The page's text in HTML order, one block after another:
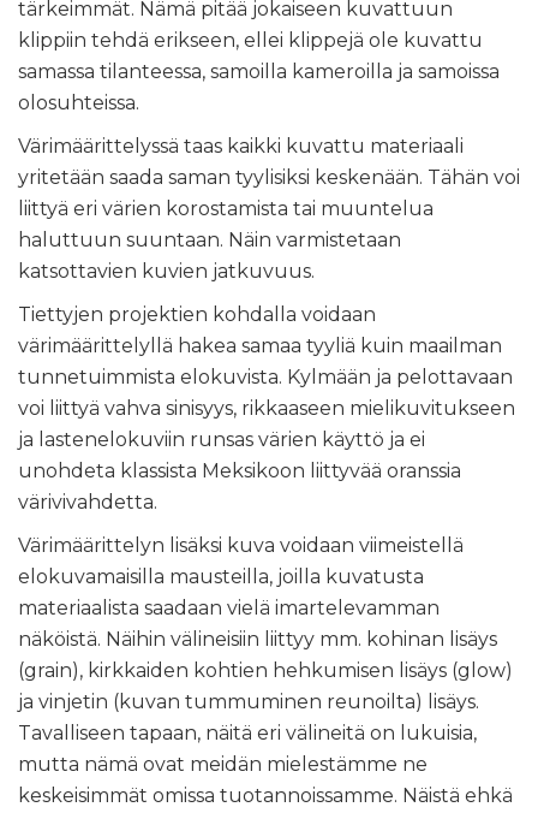
tärkeimmät. Nämä pitää jokaiseen kuvattuun
klippiin tehdä erikseen, ellei klippejä ole kuvattu
samassa tilanteessa, samoilla kameroilla ja samoissa
olosuhteissa.
Värimäärittelyssä taas kaikki kuvattu materiaali
yritetään saada saman tyylisiksi keskenään. Tähän voi
liittyä eri värien korostamista tai muuntelua
haluttuun suuntaan. Näin varmistetaan
katsottavien kuvien jatkuvuus.
Tiettyjen projektien kohdalla voidaan
värimäärittelyllä hakea samaa tyyliä kuin maailman
tunnetuimmista elokuvista. Kylmään ja pelottavaan
voi liittyä vahva sinisyys, rikkaaseen mielikuvitukseen
ja lastenelokuviin runsas värien käyttö ja ei
unohdeta klassista Meksikoon liittyvää oranssia
värivivahdetta.
Värimäärittelyn lisäksi kuva voidaan viimeistellä
elokuvamaisilla mausteilla, joilla kuvatusta
materiaalista saadaan vielä imartelevamman
näköistä. Näihin välineisiin liittyy mm. kohinan lisäys
(grain), kirkkaiden kohtien hehkumisen lisäys (glow)
ja vinjetin (kuvan tummuminen reunoilta) lisäys.
Tavalliseen tapaan, näitä eri välineitä on lukuisia,
mutta nämä ovat meidän mielestämme ne
keskeisimmät omissa tuotannoissamme. Näistä ehkä